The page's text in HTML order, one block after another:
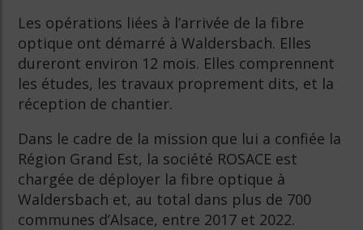
Les opérations liées à l’arrivée de la fibre
optique ont démarré à Waldersbach. Elles
dureront environ 12 mois. Elles comprennent
les études, les travaux proprement dits, et la
réception de chantier.
Dans le cadre de la mission que lui a confiée la
Région Grand Est, la société ROSACE est
chargée de déployer la fibre optique à
Waldersbach et, au total dans plus de 700
communes d’Alsace, entre 2017 et 2022.